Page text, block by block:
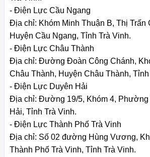
- Điện Lực Cầu Ngang
Địa chỉ: Khóm Minh Thuận B, Thị Trấn
Huyện Cầu Ngang, Tỉnh Trà Vinh.
- Điện Lực Châu Thành
Địa chỉ: Đường Đoàn Công Chánh,
Châu Thành, Huyện Châu Thành, Tỉnh
- Điện Lực Duyên Hải
Địa chỉ: Đường 19/5, Khóm 4, Phường
Hải, Tỉnh Trà Vinh.
- Điện Lực Thành Phố Trà Vinh
Địa chỉ: Số 02 đường Hùng Vương,
Thành Phố Trà Vinh, Tỉnh Trà Vinh.